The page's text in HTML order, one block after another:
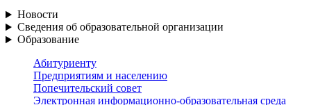
Новости
Сведения об образовательной организации
Образование
Абитуриенту
Предприятиям и населению
Попечительский совет
Электронная информационно-образовательная среда